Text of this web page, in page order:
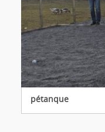
pétanque